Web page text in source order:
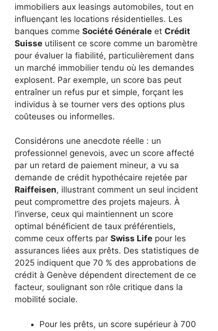
immobiliers aux leasings automobiles, tout en
influençant les locations résidentielles. Les
banques comme Société Générale et Crédit
Suisse utilisent ce score comme un baromètre
pour évaluer la fiabilité, particulièrement dans
un marché immobilier tendu où les demandes
explosent. Par exemple, un score bas peut
entraîner un refus pur et simple, forçant les
individus à se tourner vers des options plus
coûteuses ou informelles.
Considérons une anecdote réelle : un
professionnel genevois, avec un score affecté
par un retard de paiement mineur, a vu sa
demande de crédit hypothécaire rejetée par
Raiffeisen, illustrant comment un seul incident
peut compromettre des projets majeurs. À
l’inverse, ceux qui maintiennent un score
optimal bénéficient de taux préférentiels,
comme ceux offerts par Swiss Life pour les
assurances liées aux prêts. Des statistiques de
2025 indiquent que 70 % des approbations de
crédit à Genève dépendent directement de ce
facteur, soulignant son rôle critique dans la
mobilité sociale.
Pour les prêts, un score supérieur à 700